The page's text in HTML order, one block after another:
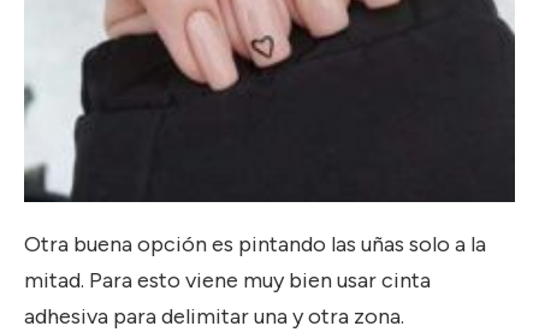
Otra buena opción es pintando las uñas solo a la
mitad. Para esto viene muy bien usar cinta
adhesiva para delimitar una y otra zona.